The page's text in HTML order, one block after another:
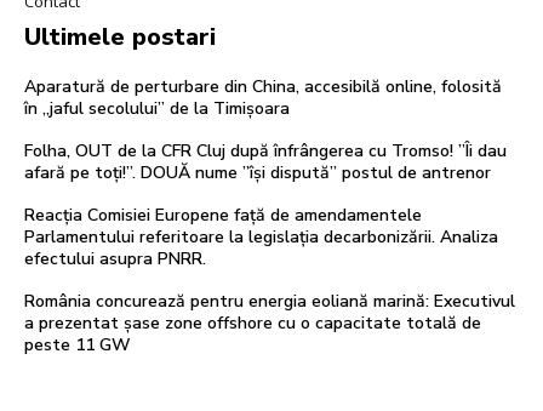
Ultimele postari
Aparatură de perturbare din China, accesibilă online, folosită
în „jaful secolului” de la Timișoara
Folha, OUT de la CFR Cluj după înfrângerea cu Tromso! ”Îi dau
afară pe toți!”. DOUĂ nume ”își dispută” postul de antrenor
Reacția Comisiei Europene față de amendamentele
Parlamentului referitoare la legislația decarbonizării. Analiza
efectului asupra PNRR.
România concurează pentru energia eoliană marină: Executivul
a prezentat șase zone offshore cu o capacitate totală de
peste 11 GW